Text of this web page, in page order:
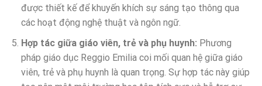
được thiết kế để khuyến khích sự sáng tạo thông qua
các hoạt động nghệ thuật và ngôn ngữ.
Hợp tác giữa giáo viên, trẻ và phụ huynh: Phương
pháp giáo dục Reggio Emilia coi mối quan hệ giữa giáo
viên, trẻ và phụ huynh là quan trọng. Sự hợp tác này giúp